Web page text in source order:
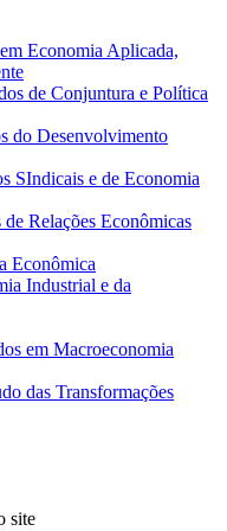
Economia Aplicada,
de Conjuntura e Política
do Desenvolvimento
SIndicais e de Economia
Relações Econômicas
Econômica
Industrial e da
em Macroeconomia
das Transformações
site